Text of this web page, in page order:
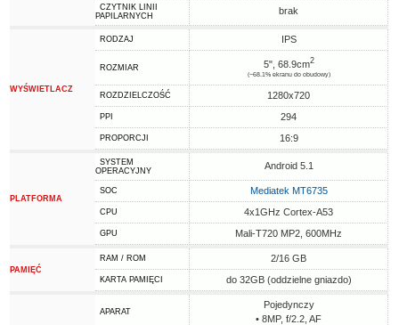
CZYTNIK LINII
PAPILARNYCH
brak
WYŚWIETLACZ
RODZAJ IPS
ROZMIAR 5", 68.9cm2
(~68.1% ekranu do obudowy)
ROZDZIELCZOŚĆ 1280x720
PPI 294
PROPORCJI 16:9
PLATFORMA
SYSTEM
OPERACYJNY
Android 5.1
SOC Mediatek MT6735
CPU 4x1GHz Cortex-A53
GPU Mali-T720 MP2, 600MHz
PAMIĘĆ
RAM / ROM 2/16 GB
KARTA PAMIĘCI do 32GB (oddzielne gniazdo)
APARAT
Pojedynczy
• 8MP, f/2.2, AF